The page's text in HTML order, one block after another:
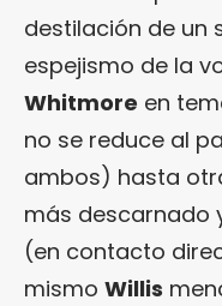
destilación de un
espejismo de la
Whitmore en
no se reduce al
ambos) hasta
más descarnado
(en contacto
mismo Willis